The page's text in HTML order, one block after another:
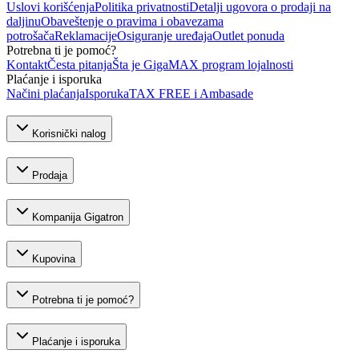
Uslovi korišćenjaPolitika privatnostiDetalji ugovora o prodaji na
daljinuObaveštenje o pravima i obavezama
potrošačaReklamacijeOsiguranje uređajaOutlet ponuda
Potrebna ti je pomoć?
KontaktČesta pitanjaŠta je GigaMAX program lojalnosti
Plaćanje i isporuka
Načini plaćanjaIsporukaTAX FREE i Ambasade
Korisnički nalog
Prodaja
Kompanija Gigatron
Kupovina
Potrebna ti je pomoć?
Plaćanje i isporuka